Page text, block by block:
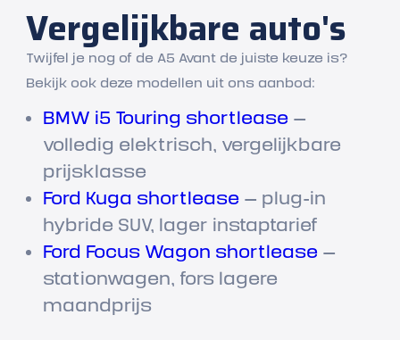
Vergelijkbare auto's
Twijfel je nog of de A5 Avant de juiste keuze is?
Bekijk ook deze modellen uit ons aanbod:
BMW i5 Touring shortlease —
volledig elektrisch, vergelijkbare
prijsklasse
Ford Kuga shortlease — plug-in
hybride SUV, lager instaptarief
Ford Focus Wagon shortlease —
stationwagen, fors lagere
maandprijs